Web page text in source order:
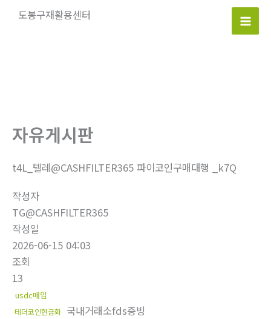
도봉구재활용센터
Main
자유게시판
t4L_텔레@CASHFILTER365 파이코인구매대행 _k7Q
작성자
TG@CASHFILTER365
작성일
2026-06-15 04:03
조회
13
usdc매입
테더코인현금화 국내거래소fds증빙